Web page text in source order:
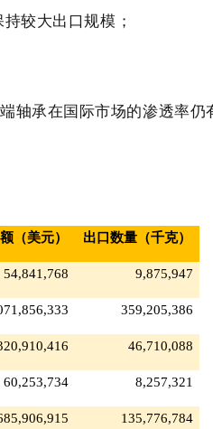
较大出口规模；
承在国际市场的渗透率仍
（美元） 出口数量（千克）
54,841,768 9,875,947
359,205,386
46,710,088
60,253,734 8,257,321
135,776,784